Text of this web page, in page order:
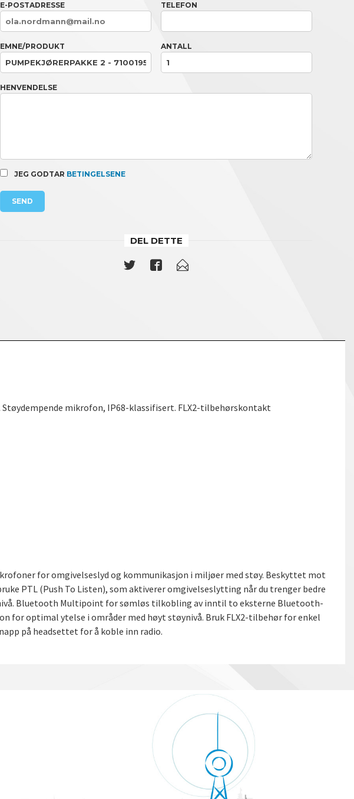
E-POSTADRESSE TELEFON
EMNE/PRODUKT ANTALL
HENVENDELSE
JEG GODTAR BETINGELSENE
SEND
DEL DETTE
mikrofon, IP68-klassifisert. FLX2-tilbehørskontakt
for omgivelseslyd og kommunikasjon i miljøer med støy. Beskyttet mot
PTL (Push To Listen), som aktiverer omgivelseslytting når du trenger bedre
Bluetooth Multipoint for sømløs tilkobling av inntil to eksterne Bluetooth-
for optimal ytelse i områder med høyt støynivå. Bruk FLX2-tilbehør for enkel
på headsettet for å koble inn radio.